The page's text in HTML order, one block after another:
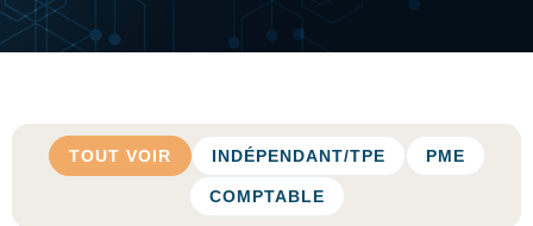
TOUT VOIR INDÉPENDANT/TPE PME
COMPTABLE